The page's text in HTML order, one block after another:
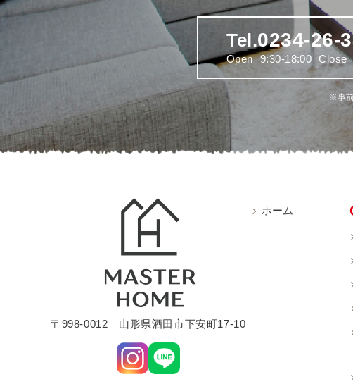
Tel.0234-26-
Open 9:30-18:00 Close
※事
〒998-0012 山形県酒田市下安町17-10
ホーム